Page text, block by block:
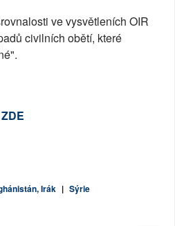
ve vysvětleních OIR
civilních obětí, které
ZDE
Irák | Sýrie